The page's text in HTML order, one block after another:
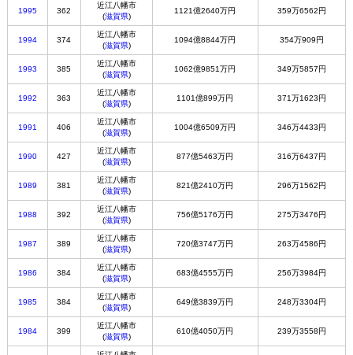
1995 362
近江八幡市
(滋賀県)
1121億2640万円 359万6562円
1994 374
近江八幡市
(滋賀県)
1094億8844万円 354万909円
1993 385
近江八幡市
(滋賀県)
1062億9851万円 349万5857円
1992 363
近江八幡市
(滋賀県)
1101億899万円 371万1623円
1991 406
近江八幡市
(滋賀県)
1004億6509万円 346万4433円
1990 427
近江八幡市
(滋賀県)
877億5463万円 316万6437円
1989 381
近江八幡市
(滋賀県)
821億2410万円 296万1562円
1988 392
近江八幡市
(滋賀県)
756億5176万円 275万3476円
1987 389
近江八幡市
(滋賀県)
720億3747万円 263万4586円
1986 384
近江八幡市
(滋賀県)
683億4555万円 256万3984円
1985 384
近江八幡市
(滋賀県)
649億3839万円 248万3304円
1984 399
近江八幡市
(滋賀県)
610億4050万円 239万3558円